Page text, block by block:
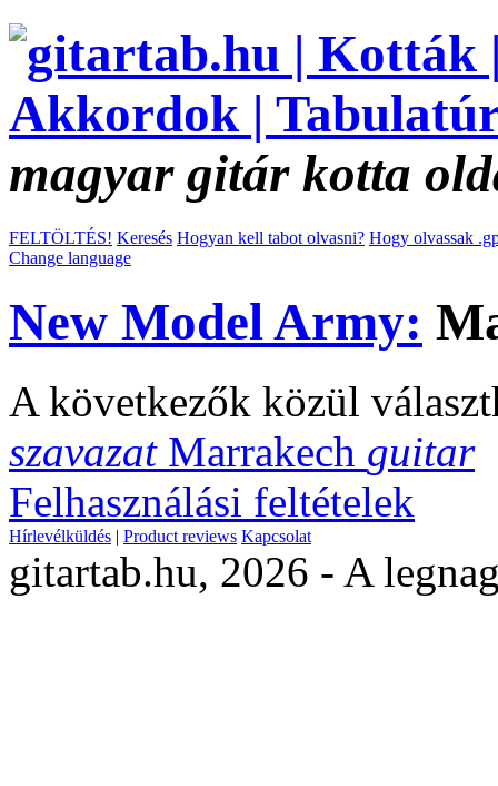
magyar gitár kotta
FELTÖLTÉS! Keresés Hogyan kell tabot olvasni? Hogy olvassak
Change language
New Model Army:
A következők közül
szavazat Marrakech guitar
Felhasználási feltételek
Hírlevélküldés | Product reviews Kapcsolat
gitartab.hu, 2026 - A